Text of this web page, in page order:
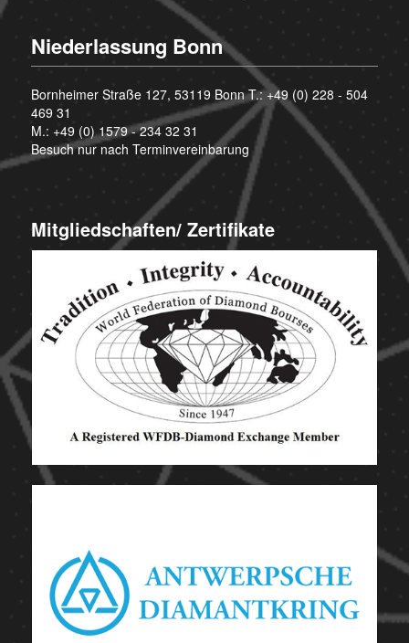
Niederlassung Bonn
Bornheimer Straße 127, 53119 Bonn T.:+49 (0) 228 - 504
469 31
M.: +49 (0) 1579 - 234 32 31
Besuch nur nach Terminvereinbarung
Mitgliedschaften/ Zertifikate